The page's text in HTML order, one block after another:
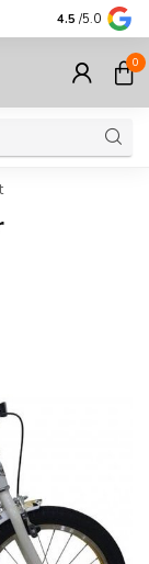
Korting
4.5 /5.0
0